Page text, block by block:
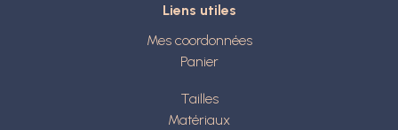
Liens utiles
Mes coordonnées
Panier
Tailles
Matériaux